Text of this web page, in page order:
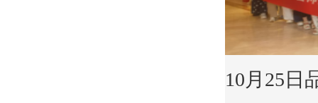
10月25日